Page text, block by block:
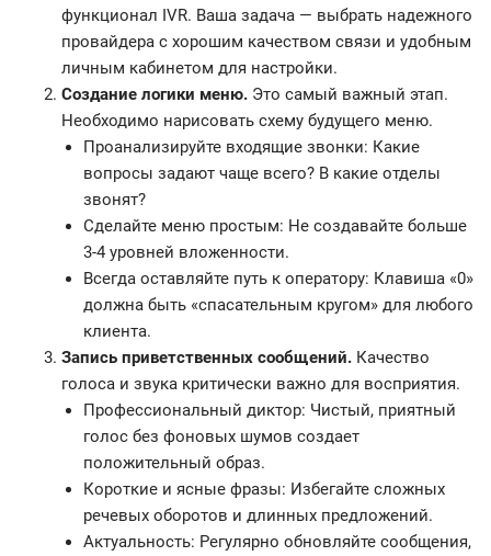
функционал IVR. Ваша задача — выбрать надежного
провайдера с хорошим качеством связи и удобным
личным кабинетом для настройки.
Создание логики меню. Это самый важный этап.
Необходимо нарисовать схему будущего меню.
Проанализируйте входящие звонки: Какие
вопросы задают чаще всего? В какие отделы
звонят?
Сделайте меню простым: Не создавайте больше
3-4 уровней вложенности.
Всегда оставляйте путь к оператору: Клавиша «0»
должна быть «спасательным кругом» для любого
клиента.
Запись приветственных сообщений. Качество
голоса и звука критически важно для восприятия.
Профессиональный диктор: Чистый, приятный
голос без фоновых шумов создает
положительный образ.
Короткие и ясные фразы: Избегайте сложных
речевых оборотов и длинных предложений.
Актуальность: Регулярно обновляйте сообщения,